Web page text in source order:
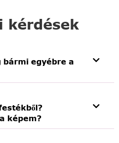
kérdések
bármi egyébre a
képem?